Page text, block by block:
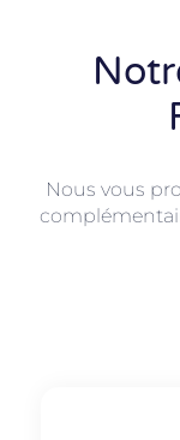
Nous vous